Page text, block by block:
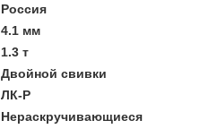
Россия
4.1 мм
1.3 т
Двойной свивки
ЛК-Р
Нераскручивающиеся